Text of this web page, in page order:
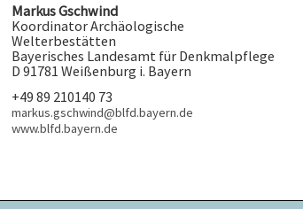
Markus Gschwind
Koordinator Archäologische
Welterbestätten
Bayerisches Landesamt für Denkmalpflege
D 91781 Weißenburg i. Bayern
+49 89 210140 73
markus.gschwind@blfd.bayern.de
www.blfd.bayern.de